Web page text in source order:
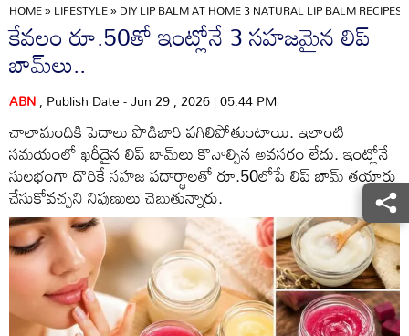
HOME»LIFESTYLE»DIY LIP BALM AT HOME 3 NATURAL LIP BALM
కేవలం రూ.50తో ఇంట్లోనే 3 సహజమైన లిప్
బామ్‌లు..
ABN, Publish Date - Jun 29 , 2026 | 05:44 PM
చాలామందికి పెదాలు పొడిబారి పగిలిపోతుంటాయి. ఇలాంటి
సమయంలో ఖరీదైన లిప్ బామ్‌లు కొనాల్సిన అవసరం లేదు. ఇంట్లోనే
సులభంగా దొరికే సహజ పదార్థాలతో రూ.50లోపే లిప్ బామ్ తయారు
చేసుకోవచ్చని నిపుణులు చెబుతున్నారు.